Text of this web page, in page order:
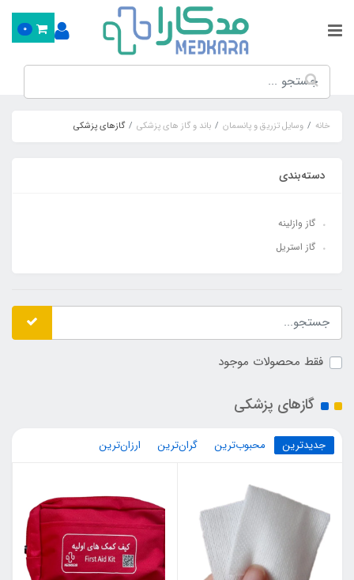
0
خانه وسایل تزریق و پانسمان باند و گاز های پزشکی گازهای پزشکی
دسته‌بندی
گاز وازلینه
گاز استریل
فقط محصولات موجود
گازهای پزشکی
جدیدترین محبوب‌ترین گران‌ترین ارزان‌ترین